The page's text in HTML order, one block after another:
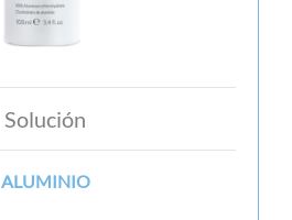
Solución
ALUMINIO